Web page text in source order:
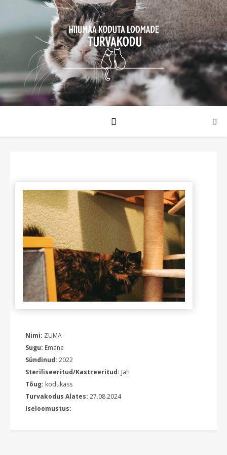
Nimi: ZUMA
Sugu: Emane
Sündinud: 2022
Steriliseeritud/Kastreeritud: Jah
Tõug: kodukass
Turvakodus Alates: 27.08.2024
Iseloomustus: